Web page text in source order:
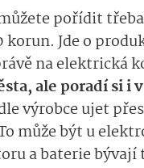
pořídit
korun. Jde o
na elektrická
ale poradí si i
výrobce ujet
může být u
a baterie bývají